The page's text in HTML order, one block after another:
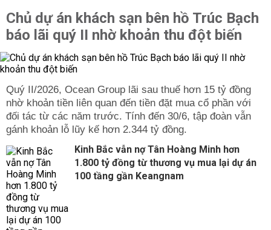
Chủ dự án khách sạn bên hồ Trúc Bạch
báo lãi quý II nhờ khoản thu đột biến
Quý II/2026, Ocean Group lãi sau thuế hơn 15 tỷ đồng
nhờ khoản tiền liên quan đến tiền đặt mua cổ phần với
đối tác từ các năm trước. Tính đến 30/6, tập đoàn vẫn
gánh khoản lỗ lũy kế hơn 2.344 tỷ đồng.
Kinh Bắc vẫn nợ Tân Hoàng Minh hơn
1.800 tỷ đồng từ thương vụ mua lại dự án
100 tầng gần Keangnam